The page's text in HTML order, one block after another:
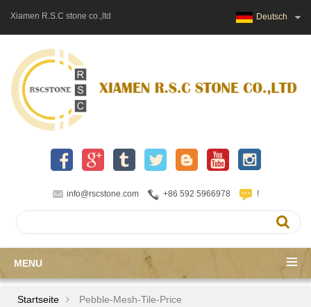
Xiamen R.S.C stone co.,ltd Deutsch
info@rscstone.com +86 592 5966978 !
MENU
Startseite Pebble-Mesh-Tile-Price